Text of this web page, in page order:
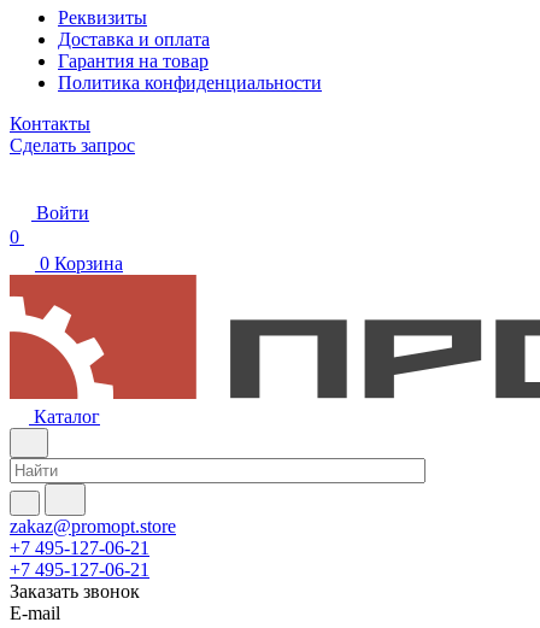
Реквизиты
Доставка и оплата
Гарантия на товар
Политика конфиденциальности
Контакты
Сделать запрос
Войти
0
0 Корзина
Каталог
zakaz@promopt.store
+7 495-127-06-21
+7 495-127-06-21
Заказать звонок
E-mail